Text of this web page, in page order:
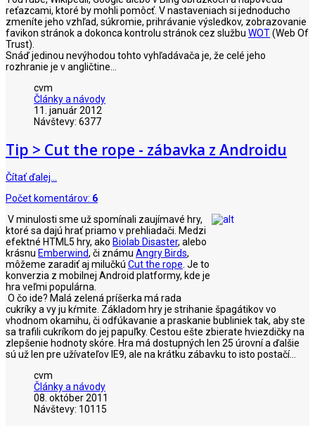
reťazcami, ktoré by mohli pomôcť. V nastaveniach si jednoducho
zmeníte jeho vzhľad, súkromie, prihrávanie výsledkov, zobrazovanie
favikon stránok a dokonca kontrolu stránok cez službu WOT(Web Of
Trust).
Snáď jedinou nevýhodou tohto vyhľadávača je, že celé jeho
rozhranie je v angličtine...
cvm
Články a návody
11. január 2012
Návštevy: 6377
Tip > Cut the rope - zábavka z Androidu
Čítať ďalej…
Počet komentárov: 6
V minulosti sme už spomínali zaujímavé hry,
ktoré sa dajú hrať priamo v prehliadači. Medzi
efektné HTML5 hry, ako Biolab Disaster, alebo
krásnu Emberwind, či známu Angry Birds,
môžeme zaradiť aj milučkú Cut the rope. Je to
konverzia z mobilnej Android platformy, kde je
hra veľmi populárna.
O čo ide? Malá zelená príšerka má rada
cukríky a vy ju kŕmite. Základom hry je strihanie špagátikov vo
vhodnom okamihu, či odfúkavanie a praskanie bubliniek tak, aby ste
sa trafili cukríkom do jej papuľky. Cestou ešte zbierate hviezdičky na
zlepšenie hodnoty skóre. Hra má dostupných len 25 úrovní a ďalšie
sú už len pre užívateľov IE9, ale na krátku zábavku to isto postačí...
cvm
Články a návody
08. október 2011
Návštevy: 10115